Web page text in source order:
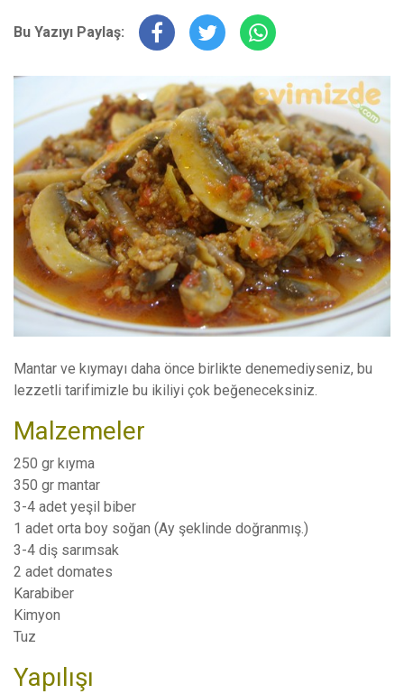
Bu Yazıyı Paylaş:
Mantar ve kıymayı daha önce birlikte denemediyseniz, bu
lezzetli tarifimizle bu ikiliyi çok beğeneceksiniz.
Malzemeler
250 gr kıyma
350 gr mantar
3-4 adet yeşil biber
1 adet orta boy soğan (Ay şeklinde doğranmış.)
3-4 diş sarımsak
2 adet domates
Karabiber
Kimyon
Tuz
Yapılışı